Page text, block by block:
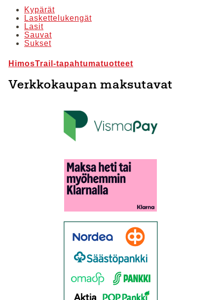
Kypärät
Laskettelukengät
Lasit
Sauvat
Sukset
HimosTrail-tapahtumatuotteet
Verkkokaupan maksutavat